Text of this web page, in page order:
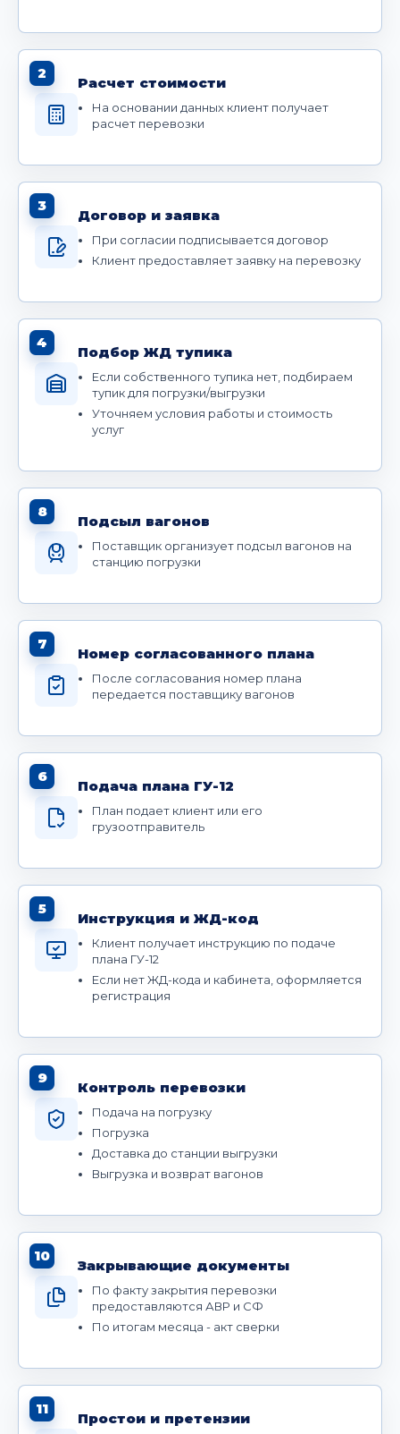
2
Расчет стоимости
На основании данных клиент получает
расчет перевозки
3
Договор и заявка
При согласии подписывается договор
Клиент предоставляет заявку на перевозку
4
Подбор ЖД тупика
Если собственного тупика нет, подбираем
тупик для погрузки/выгрузки
Уточняем условия работы и стоимость
услуг
8
Подсыл вагонов
Поставщик организует подсыл вагонов на
станцию погрузки
7
Номер согласованного плана
После согласования номер плана
передается поставщику вагонов
6
Подача плана ГУ-12
План подает клиент или его
грузоотправитель
5
Инструкция и ЖД-код
Клиент получает инструкцию по подаче
плана ГУ-12
Если нет ЖД-кода и кабинета, оформляется
регистрация
9
Контроль перевозки
Подача на погрузку
Погрузка
Доставка до станции выгрузки
Выгрузка и возврат вагонов
10
Закрывающие документы
По факту закрытия перевозки
предоставляются АВР и СФ
По итогам месяца - акт сверки
11
Простои и претензии